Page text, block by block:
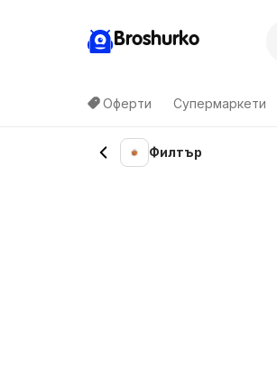
Broshurko
Оферти Супермаркети
Филтър